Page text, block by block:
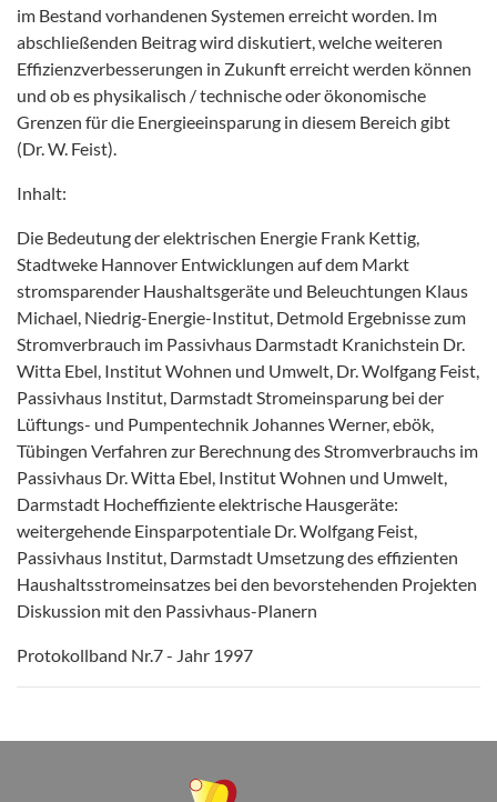
im Bestand vorhandenen Systemen erreicht worden. Im
abschließenden Beitrag wird diskutiert, welche weiteren
Effizienzverbesserungen in Zukunft erreicht werden können
und ob es physikalisch / technische oder ökonomische
Grenzen für die Energieeinsparung in diesem Bereich gibt
(Dr. W. Feist).
Inhalt:
Die Bedeutung der elektrischen Energie Frank Kettig,
Stadtweke Hannover Entwicklungen auf dem Markt
stromsparender Haushaltsgeräte und Beleuchtungen Klaus
Michael, Niedrig-Energie-Institut, Detmold Ergebnisse zum
Stromverbrauch im Passivhaus Darmstadt Kranichstein Dr.
Witta Ebel, Institut Wohnen und Umwelt, Dr. Wolfgang Feist,
Passivhaus Institut, Darmstadt Stromeinsparung bei der
Lüftungs- und Pumpentechnik Johannes Werner, ebök,
Tübingen Verfahren zur Berechnung des Stromverbrauchs im
Passivhaus Dr. Witta Ebel, Institut Wohnen und Umwelt,
Darmstadt Hocheffiziente elektrische Hausgeräte:
weitergehende Einsparpotentiale Dr. Wolfgang Feist,
Passivhaus Institut, Darmstadt Umsetzung des effizienten
Haushaltsstromeinsatzes bei den bevorstehenden Projekten
Diskussion mit den Passivhaus-Planern
Protokollband Nr.7 - Jahr 1997